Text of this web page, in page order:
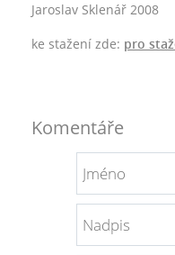
Jaroslav Sklenář 2008
ke stažení zde: pro
Komentáře